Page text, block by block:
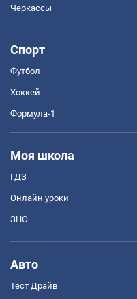
Черкассы
Спорт
Футбол
Хоккей
Формула-1
Моя школа
ГДЗ
Онлайн уроки
ЗНО
Авто
Тест Драйв